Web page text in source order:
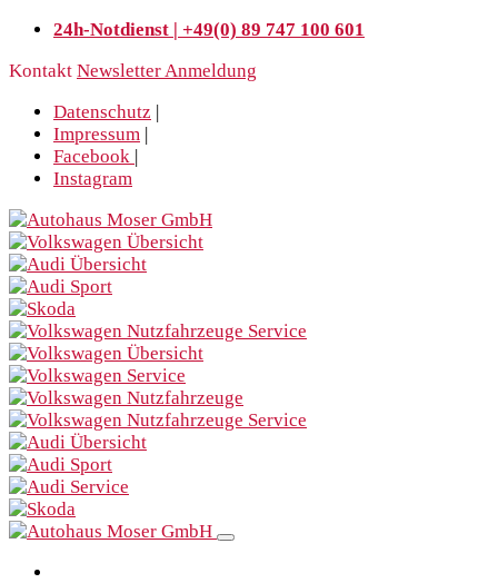
24h-Notdienst | +49(0) 89 747 100 601
Kontakt Newsletter Anmeldung
Datenschutz |
Impressum |
Facebook |
Instagram